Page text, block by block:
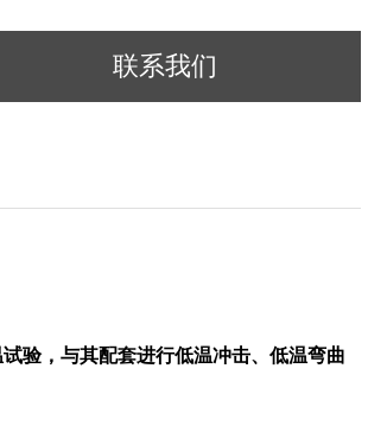
联系我们
验，与其配套进行低温冲击、低温弯曲